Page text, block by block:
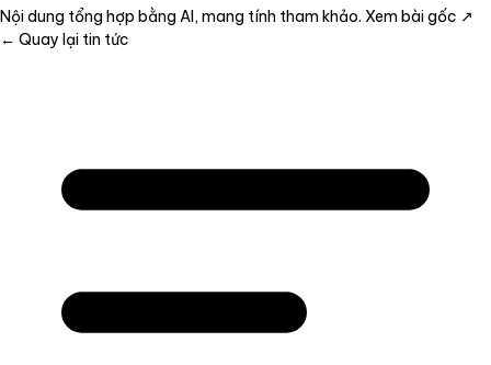
Nội dung tổng hợp bằng AI, mang tính tham khảo. Xem bài gốc ↗
← Quay lại tin tức